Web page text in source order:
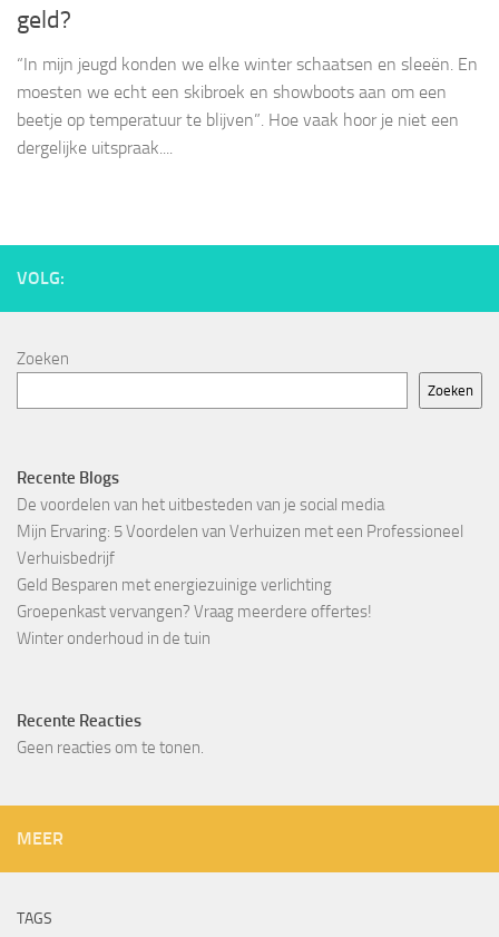
geld?
“In mijn jeugd konden we elke winter schaatsen en sleeën. En
moesten we echt een skibroek en showboots aan om een
beetje op temperatuur te blijven”. Hoe vaak hoor je niet een
dergelijke uitspraak....
VOLG:
Zoeken
Zoeken
Recente Blogs
De voordelen van het uitbesteden van je social media
Mijn Ervaring: 5 Voordelen van Verhuizen met een Professioneel
Verhuisbedrijf
Geld Besparen met energiezuinige verlichting
Groepenkast vervangen? Vraag meerdere offertes!
Winter onderhoud in de tuin
Recente Reacties
Geen reacties om te tonen.
MEER
TAGS